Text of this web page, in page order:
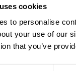
cookies
to personalise
your use of our
that you’ve